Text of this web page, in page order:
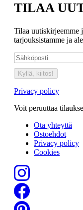
TILAA
Tilaa uutiskirjeemme
tarjouksistamme ja
Kyllä, kiitos!
Privacy policy
Voit peruuttaa
Ota yhteyttä
Ostoehdot
Privacy policy
Cookies